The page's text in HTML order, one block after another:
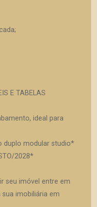
E TABELAS
ideal para
duplo modular studio*
2028*
seu imóvel entre em
imobiliária em